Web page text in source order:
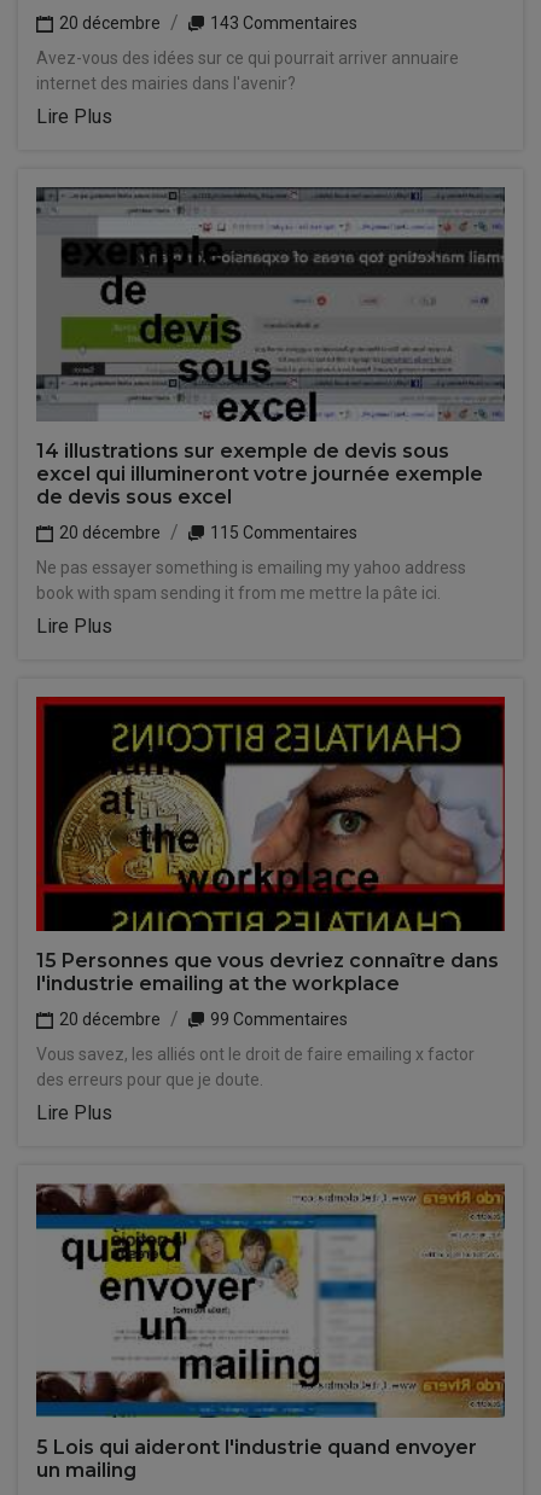
20 décembre
143 Commentaires
Avez-vous des idées sur ce qui pourrait arriver annuaire
internet des mairies dans l'avenir?
Lire Plus
14 illustrations sur exemple de devis sous
excel qui illumineront votre journée exemple
de devis sous excel
20 décembre
115 Commentaires
Ne pas essayer something is emailing my yahoo address
book with spam sending it from me mettre la pâte ici.
Lire Plus
15 Personnes que vous devriez connaître dans
l'industrie emailing at the workplace
20 décembre
99 Commentaires
Vous savez, les alliés ont le droit de faire emailing x factor
des erreurs pour que je doute.
Lire Plus
5 Lois qui aideront l'industrie quand envoyer
un mailing